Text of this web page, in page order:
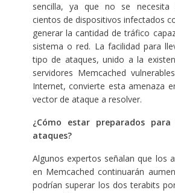
sencilla, ya que no se
cientos de dispositivos infectados
generar la cantidad de tráfico
sistema o red. La facilidad para
tipo de ataques, unido a la
servidores Memcached
Internet, convierte esta amenaza
vector de ataque a resolver.
¿Cómo estar preparados
ataques?
Algunos expertos señalan que los
en Memcached continuarán
podrían superar los dos terabits